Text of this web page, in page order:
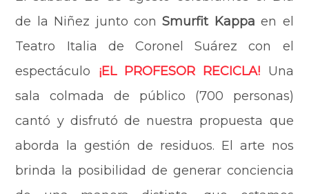
de la Niñez junto conSmurfit Kappa en el
Teatro Italia de Coronel Suárez con el
espectáculo ¡EL PROFESOR RECICLA! Una
sala colmada de público (700 personas)
cantó y disfrutó de nuestra propuesta que
aborda la gestión de residuos. El arte nos
brinda la posibilidad de generar conciencia